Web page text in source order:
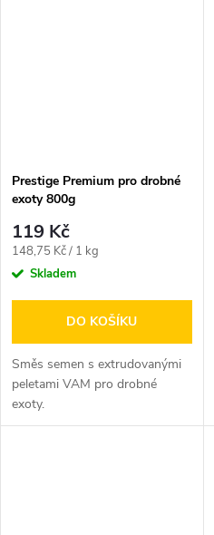
Prestige Premium pro drobné
exoty 800g
119 Kč
Měrná
cena:
148,75 Kč / 1 kg
Skladem
DO KOŠÍKU
Směs semen s extrudovanými
peletami VAM pro drobné
exoty.